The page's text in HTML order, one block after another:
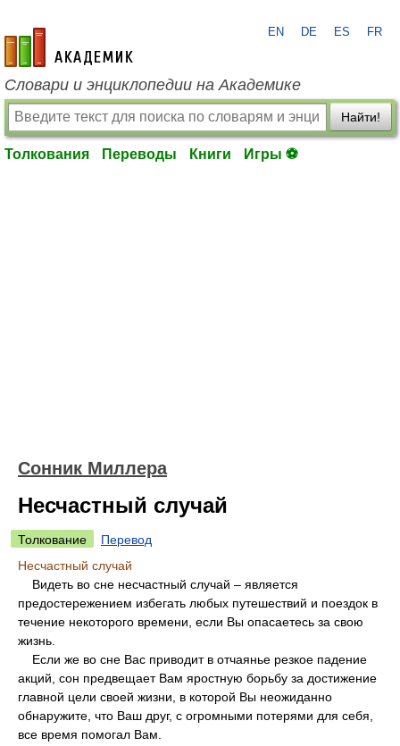
academic.ru
EN DE ES FR
Словари и энциклопедии на Академике
Найти!
Толкования Переводы Книги Игры ⚽
Сонник Миллера
Несчастный случай
Толкование
Перевод
Несчастный случай
Видеть во сне несчастный случай – является
предостережением избегать любых путешествий и поездок в
течение некоторого времени, если Вы опасаетесь за свою
жизнь.
Если же во сне Вас приводит в отчаянье резкое падение
акций, сон предвещает Вам яростную борьбу за достижение
главной цели своей жизни, в которой Вы неожиданно
обнаружите, что Ваш друг, с огромными потерями для себя,
все время помогал Вам.